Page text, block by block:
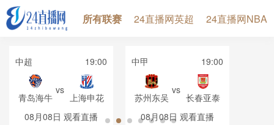
所有联赛 24直播网英超 24直播网NBA
中超 19:00
青岛海牛
vs
上海申花
08月08日 观看直播
中甲 19:00
苏州东吴
vs
长春亚泰
08月08日 观看直播